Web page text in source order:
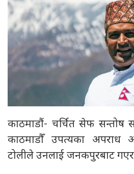
काठमाडौं- चर्चित सेफ सन्तोष
काठमाडौँ उपत्यका अपराध
टोलीले उनलाई जनकपुरबाट